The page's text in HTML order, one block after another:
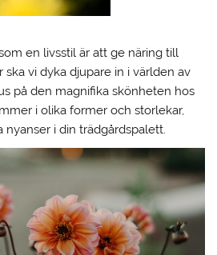
en livsstil är att ge näring till
ska vi dyka djupare in i världen av
på den magnifika skönheten hos
i olika former och storlekar,
i din trädgårdspalett.